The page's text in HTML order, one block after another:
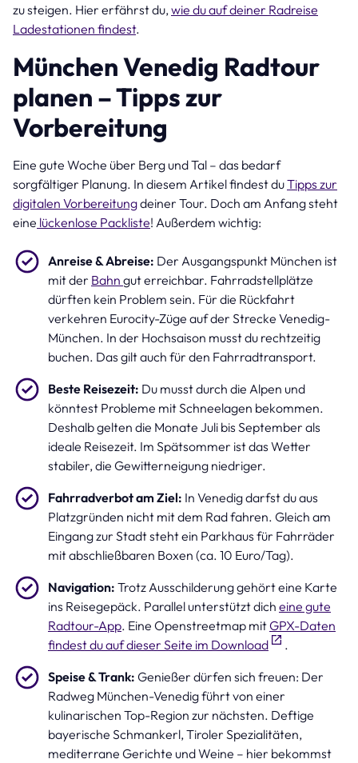
zu steigen. Hier erfährst du, wie du auf deiner Radreise
Ladestationen findest.
München Venedig Radtour
planen – Tipps zur
Vorbereitung
Eine gute Woche über Berg und Tal – das bedarf
sorgfältiger Planung. In diesem Artikel findest duTipps zur
digitalen Vorbereitungdeiner Tour. Doch am Anfang steht
eine lückenlose Packliste! Außerdem wichtig:
Anreise & Abreise: Der Ausgangspunkt München ist
mit der Bahn gut erreichbar. Fahrradstellplätze
dürften kein Problem sein. Für die Rückfahrt
verkehren Eurocity-Züge auf der Strecke Venedig-
München. In der Hochsaison musst du rechtzeitig
buchen. Das gilt auch für den Fahrradtransport.
Beste Reisezeit: Du musst durch die Alpen und
könntest Probleme mit Schneelagen bekommen.
Deshalb gelten die Monate Juli bis September als
ideale Reisezeit. Im Spätsommer ist das Wetter
stabiler, die Gewitterneigung niedriger.
Fahrradverbot am Ziel: In Venedig darfst du aus
Platzgründen nicht mit dem Rad fahren. Gleich am
Eingang zur Stadt steht ein Parkhaus für Fahrräder
mit abschließbaren Boxen (ca. 10 Euro/Tag).
Navigation: Trotz Ausschilderung gehört eine Karte
ins Reisegepäck. Parallel unterstützt dich eine gute
Radtour-App. Eine Openstreetmap mitGPX-Daten
findest du auf dieser Seite im Download
.
Speise & Trank: Genießer dürfen sich freuen: Der
Radweg München-Venedig führt von einer
kulinarischen Top-Region zur nächsten. Deftige
bayerische Schmankerl, Tiroler Spezialitäten,
mediterrane Gerichte und Weine – hier bekommst